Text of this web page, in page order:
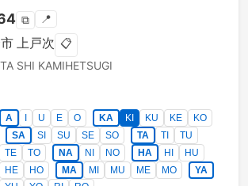
⧉ 📍
上戸次 📋
SHI KAMIHETSUGI
A U E O KA KI KU KE
KO
SA
SI SU SE SO TA TI
TU
TE
TO NA NI NO HA HI
HU
HE
HO MA MI MU ME MO
YA